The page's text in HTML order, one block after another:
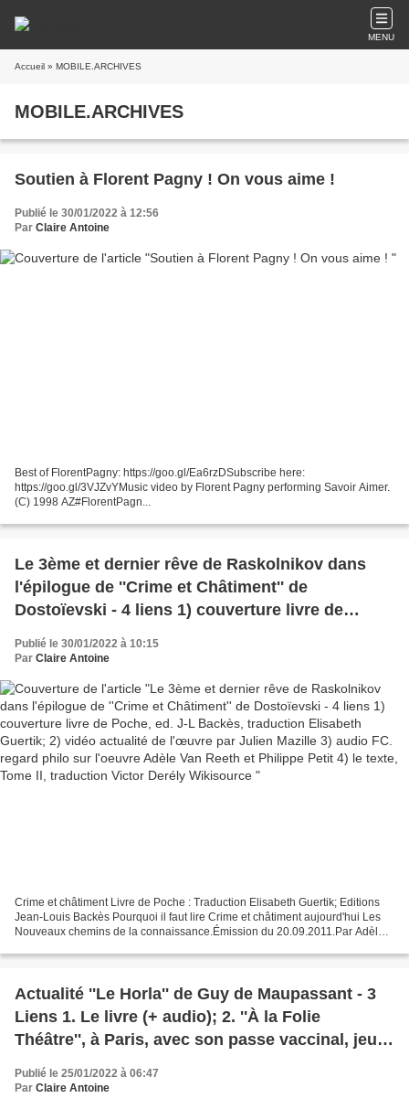
MENU
Accueil » MOBILE.ARCHIVES
MOBILE.ARCHIVES
Soutien à Florent Pagny ! On vous aime !
Publié le 30/01/2022 à 12:56
Par Claire Antoine
Best of FlorentPagny: https://goo.gl/Ea6rzDSubscribe here:
https://goo.gl/3VJZvYMusic video by Florent Pagny performing Savoir Aimer.
(C) 1998 AZ#FlorentPagn...
Le 3ème et dernier rêve de Raskolnikov dans
l'épilogue de ''Crime et Châtiment'' de
Dostoïevski - 4 liens 1) couverture livre de
Guertik; 2) vidéo actualité de l'œuvre par Julien
Adèle Van Reeth et Philippe Petit 4) le texte,
Tome II, traduction Victor Derély Wikisource
Publié le 30/01/2022 à 10:15
Par Claire Antoine
Crime et châtiment Livre de Poche : Traduction Elisabeth Guertik; Editions
Jean-Louis Backès Pourquoi il faut lire Crime et châtiment aujourd'hui Les
Nouveaux chemins de la connaissance.Émission du 20.09.2011.Par Adèle
Actualité ''Le Horla'' de Guy de Maupassant - 3
Liens 1. Le livre (+ audio); 2. ''À la Folie
Théâtre'', à Paris, avec son passe vaccinal, jeudi
27 à 19h30, samedi 29 à 18h et dimanche 30 à
16h30; 3. Article de commentaire Science et
Publié le 25/01/2022 à 06:47
Par Claire Antoine